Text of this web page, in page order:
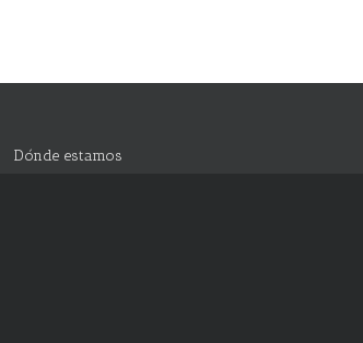
Dónde estamos